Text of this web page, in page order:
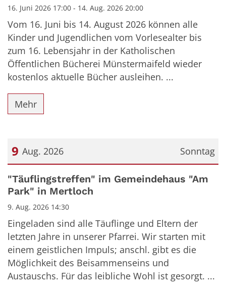
16. Juni 2026 17:00 - 14. Aug. 2026 20:00
Vom 16. Juni bis 14. August 2026 können alle
Kinder und Jugendlichen vom Vorlesealter bis
zum 16. Lebensjahr in der Katholischen
Öffentlichen Bücherei Münstermaifeld wieder
kostenlos aktuelle Bücher ausleihen. ...
Mehr
Sonntag
9 Aug. 2026
Datum: 9. August 2026
"Täuflingstreffen" im Gemeindehaus "Am
Park" in Mertloch
9. Aug. 2026 14:30
Eingeladen sind alle Täuflinge und Eltern der
letzten Jahre in unserer Pfarrei. Wir starten mit
einem geistlichen Impuls; anschl. gibt es die
Möglichkeit des Beisammenseins und
Austauschs. Für das leibliche Wohl ist gesorgt. ...